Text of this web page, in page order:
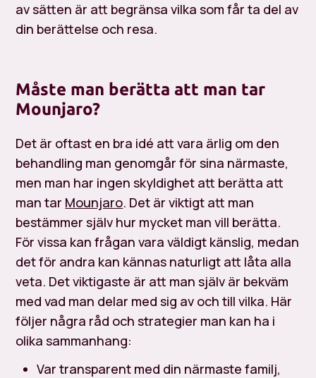
av sätten är att begränsa vilka som får ta del av
din berättelse och resa.
Måste man berätta att man tar
Mounjaro?
Det är oftast en bra idé att vara ärlig om den
behandling man genomgår för sina närmaste,
men man har ingen skyldighet att berätta att
man tar Mounjaro. Det är viktigt att man
bestämmer själv hur mycket man vill berätta.
För vissa kan frågan vara väldigt känslig, medan
det för andra kan kännas naturligt att låta alla
veta. Det viktigaste är att man själv är bekväm
med vad man delar med sig av och till vilka. Här
följer några råd och strategier man kan ha i
olika sammanhang:
Var transparent med din närmaste familj,